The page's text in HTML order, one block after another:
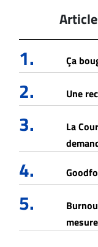
1. Ça
2. Une
3.
La
4.
5.